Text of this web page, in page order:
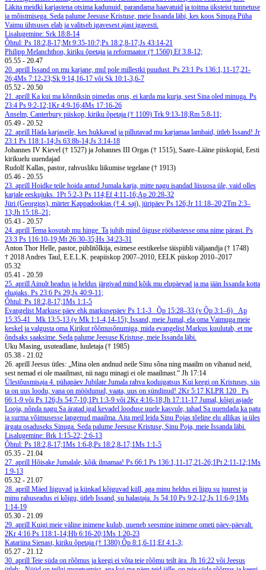
Läkita meidki karjastena otsima kadunuid, parandama haavatuid ja toitma üksteist tunnetuse
ja mõistmisega. Seda palume Jeesuse Kristuse, meie Issanda läbi, kes koos Sinuga Püha
Vaimu ühtsuses elab ja valitseb igavesest ajast igavesti.
Lisalugemine: Srk 18:8-14
Õhtul: Ps 18:2,8-17;Mt 9:35-10:7;Ps 18:2,8-17;Js 43:14-21
Philipp Melanchthon, kiriku õpetaja ja reformaator († 1560) Ef 3:8-12;
05.55 - 20.47
20. aprill Issand on mu karjane, mul pole millestki puudust. Ps 23:1 Ps 136:1,11-17,21-
26;4Ms 7:12-23;Sk 9:14,16-17 või Sk 10:1-3,6-7
05.52 - 20.50
21. aprill Ka kui ma kõnniksin pimedas orus, ei karda ma kurja, sest Sina oled minuga. Ps
23:4 Ps 9:2-12;1Kr 4:9-16;4Ms 17:16-26
Anselm, Canterbury piiskop, kiriku õpetaja († 1109) Trk 9:13-18;Rm 5:8-11;
05.49 - 20.52
22. aprill Häda karjaseile, kes hukkavad ja pillutavad mu karjamaa lambaid, ütleb Issand! Jr
23:1 Ps 118:1-14;Js 63:8b-14;Js 3:14-18
Johannes IV Kievel († 1527) ja Johannes III Orgas († 1515), Saare–Lääne piiskopid, Eesti
kirikuelu uuendajad
Rudolf Kallas, pastor, rahvusliku liikumise tegelane († 1913)
05.46 - 20.55
23. aprill Hoidke teile hoida antud Jumala karja, mitte nagu isandad liisuosa üle, vaid olles
karjale eeskujuks. 1Pt 5:2-3 Ps 114;Ef 4:11-16;Ap 20:28-32
Jüri (Georgios), märter Kappadookias († 4. saj), jüripäev Ps 126;Jr 11:18–20;2Tm 2:3–
13;Jh 15:18–21;
05.43 - 20.57
24. aprill Tema kosutab mu hinge. Ta juhib mind õiguse rööbastesse oma nime pärast. Ps
23:3 Ps 116:10-19;Mt 26:30-35;Hs 34:23-31
Anton Thor Helle, pastor, piiblitõlkija, esimese eestikeelse täispiibli väljaandja († 1748)
† 2018 Andres Taul, E.E.L.K. peapiiskop 2007–2010, EELK piiskop 2010–2017
05.32
05.41 - 20.59
25. aprillAinult headus ja heldus järgivad mind kõik mu elupäevad ja ma jään Issanda kotta
eluajaks. Ps 23:6 Ps 29;Js 40:9-11;
Õhtul: Ps 18:2,8-17;1Ms 1:1-5
Evangelist Markuse päev ehk markusepäev Ps 1:1-3 Õp 15:28–33 (v Õp 3:1–6) Ap
15:35-41 Mk 13:5-13 (v Mk 1:1-4,14-15); Issand, meie Jumal, ela oma Vaimuga meie
keskel ja valgusta oma Kirikut rõõmusõnumiga, mida evangelist Markus kuulutab, et me
õndsaks saaksime. Seda palume Jeesuse Kristuse, meie Issanda läbi.
Uku Masing, usuteadlane, luuletaja († 1985)
05.38 - 21.02
26. aprill Jeesus ütles: „Mina olen andnud neile Sinu sõna ning maailm on vihanud neid,
sest nemad ei ole maailmast, nii nagu minagi ei ole maailmast.“ Jh 17:14
Ülestõusmisaja 4. pühapäev Jubilate Jumala rahva koduigatsus Kui keegi on Kristuses, siis
ta on uus loodu, vana on möödunud, vaata, uus on sündinud! 2Kr 5:17 KLPR 120
Ps
66:1-9 või Ps 126;Js 54:7-10;1Pt 1:3-9 või 2Kr 4:16-18;Jh 17:11-17 Jumal, kõigi asjade
Looja, nõnda nagu Sa äratad igal kevadel looduse uuele kasvule, tahad Sa uuendada ka patu
ja surma võimusesse langenud maailma. Aita meil leida Sinu Pojas tõeline elu allikas ja üles
ärgata osaduseks Sinuga. Seda palume Jeesuse Kristuse, Sinu Poja, meie Issanda läbi.
Lisalugemine: Brk 1:15-22; 2:6-13
Õhtul: Ps 18:2,8-17;1Ms 1:6-8;Ps 18:2,8-17;1Ms 1:1-5
05.35 - 21.04
27. aprill Hõisake Jumalale, kõik ilmamaa! Ps 66:1 Ps 136:1,11-17,21-26;1Pt 2:11-12;1Ms
1:9-13
05.32 - 21.07
28. aprill Mäed liiguvad ja künkad kõiguvad küll, aga minu heldus ei liigu su juurest ja
minu rahuseadus ei kõigu, ütleb Issand, su halastaja. Js 54:10 Ps 9:2-12;Js 11:6-9;1Ms
1:14-19
05.30 - 21.09
29. aprill Kuigi meie väline inimene kulub, uueneb seesmine inimene ometi päev-päevalt.
2Kr 4:16 Ps 118:1-14;Hb 6:16-20;1Ms 1:20-23
Katariina Sienast, kiriku õpetaja († 1380) Õp 8:1,6-11;Ef 4:1-3;
05.27 - 21.12
30. aprill Teie süda on rõõmus ja keegi ei võta teie rõõmu teilt ära. Jh 16:22 või Jeesus